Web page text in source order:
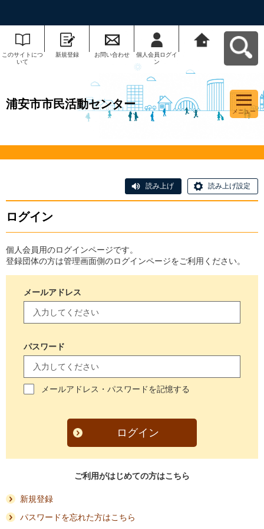
このサイトにつ
いて
新規登録 お問い合わせ
個人会員ログイ
ン
浦安市市民活動センター
メニュー
読み上げ 読み上げ設定
ログイン
個人会員用のログインページです。
登録団体の方は管理画面側のログインページをご利用ください。
メールアドレス
パスワード
メールアドレス・パスワードを記憶する
ログイン
ご利用がはじめての方はこちら
新規登録
パスワードを忘れた方はこちら